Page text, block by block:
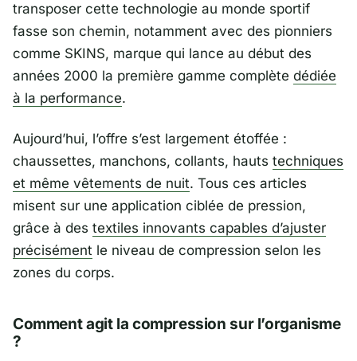
transposer cette technologie au monde sportif
fasse son chemin, notamment avec des pionniers
comme SKINS, marque qui lance au début des
années 2000 la première gamme complète dédiée
à la performance.
Aujourd’hui, l’offre s’est largement étoffée :
chaussettes, manchons, collants, hauts techniques
et même vêtements de nuit. Tous ces articles
misent sur une application ciblée de pression,
grâce à des textiles innovants capables d’ajuster
précisément le niveau de compression selon les
zones du corps.
Comment agit la compression sur l’organisme
?